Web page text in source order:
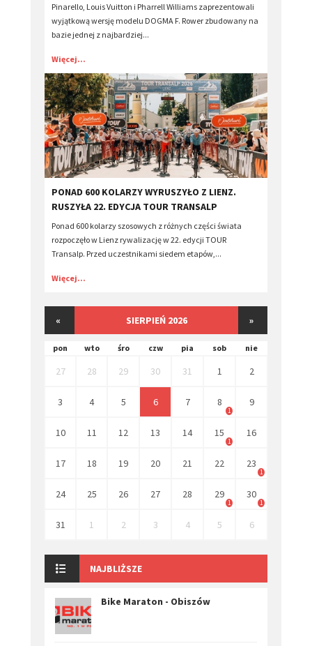
Pinarello, Louis Vuitton i Pharrell Williams zaprezentowali
wyjątkową wersję modelu DOGMA F. Rower zbudowany na
bazie jednej z najbardziej...
Więcej...
​PONAD 600 KOLARZY WYRUSZYŁO Z LIENZ.
RUSZYŁA 22. EDYCJA TOUR TRANSALP
Ponad 600 kolarzy szosowych z różnych części świata
rozpoczęło w Lienz rywalizację w 22. edycji TOUR
Transalp. Przed uczestnikami siedem etapów,...
Więcej...
« SIERPIEŃ 2026 »
pon wto śro czw pia sob nie
27 28 29 30 31 1 2
3 4 5 6 7 8
1
9
10 11 12 13 14 15
1
16
17 18 19 20 21 22 23
1
24 25 26 27 28 29
1
30
1
31 1 2 3 4 5 6
NAJBLIŻSZE
Bike Maraton - Obiszów